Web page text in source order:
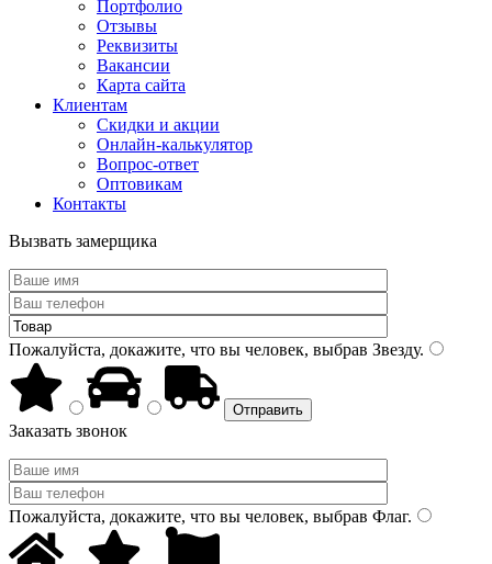
Портфолио
Отзывы
Реквизиты
Вакансии
Карта сайта
Клиентам
Скидки и акции
Онлайн-калькулятор
Вопрос-ответ
Оптовикам
Контакты
Вызвать замерщика
Пожалуйста, докажите, что вы человек, выбрав Звезду.
Заказать звонок
Пожалуйста, докажите, что вы человек, выбрав Флаг.